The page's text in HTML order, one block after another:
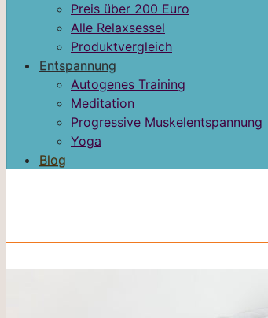
Preis über 200 Euro
Alle Relaxsessel
Produktvergleich
Entspannung
Autogenes Training
Meditation
Progressive Muskelentspannung
Yoga
Blog